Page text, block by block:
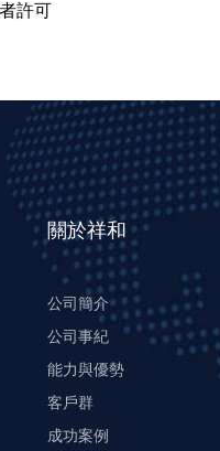
許可
關於祥和
公司簡介
公司事紀
能力與優勢
客戶群
成功案例